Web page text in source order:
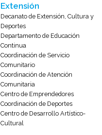
Extensión
Decanato de Extensión, Cultura y
Deportes
Departamento de Educación
Continua
Coordinación de Servicio
Comunitario
Coordinación de Atención
Comunitaria
Centro de Emprendedores
Coordinación de Deportes
Centro de Desarrollo Artístico-
Cultural